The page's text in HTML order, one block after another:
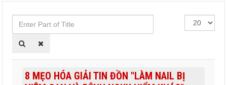
Enter
Part
of
Hiển
thị
8 MẸO HÓA GIẢI TIN ĐỒN "LÀM NAIL BỊ